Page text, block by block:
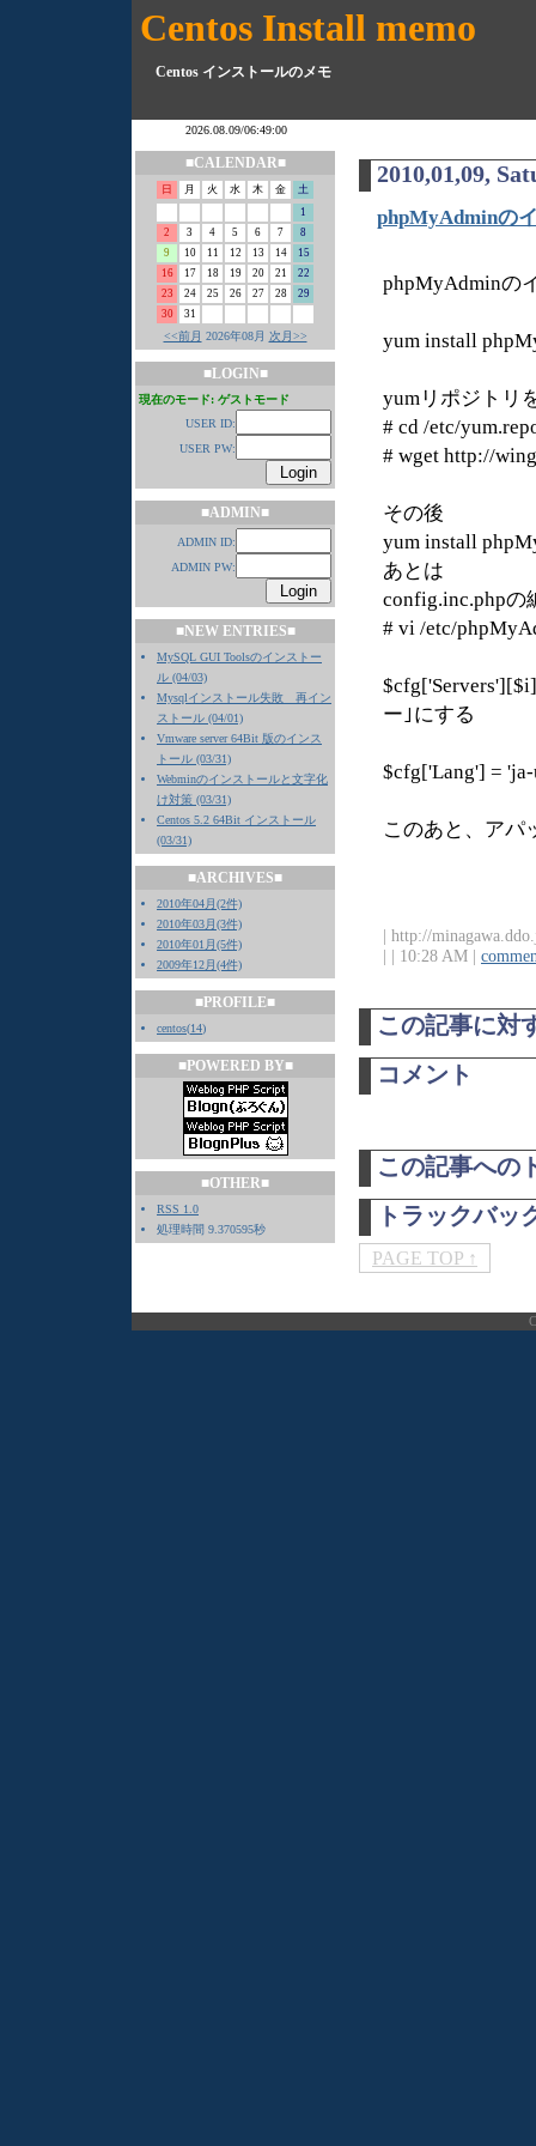
Centos Install memo
Centos インストールのメモ
■CALENDAR■
日 月 火 水 木 金
土
1
2
3 4 5 6 7
8
9
10 11 12 13 14
15
16
17 18 19 20 21
22
23
24 25 26 27 28
29
30
31
<<前月 2026年08月 次月>>
■LOGIN■
現在のモード: ゲストモード
USER ID:
USER PW:
■ADMIN■
ADMIN ID:
ADMIN PW:
■NEW ENTRIES■
MySQL GUI Toolsのインストー
ル (04/03)
Mysqlインストール失敗 再イン
ストール (04/01)
Vmware server 64Bit 版のインス
トール (03/31)
Webminのインストールと文字化
け対策 (03/31)
Centos 5.2 64Bit インストール
(03/31)
■ARCHIVES■
2010年04月(2件)
2010年03月(3件)
2010年01月(5件)
2009年12月(4件)
■PROFILE■
centos(14)
■POWERED BY■
■OTHER■
RSS 1.0
処理時間 9.370595秒
2010,01,09,
phpMyAdminの
phpMyAdminの
yum install
yumリポジトリ
# cd /etc/
# wget http://
その後
yum install
あとは
config.inc.phpの
# vi /etc/
ー｣にする
$cfg['Lang'] =
このあと、アパ
| http://
| | 10:28 AM |
この記事に対
コメント
この記事への
トラックバッ
PAGE TOP ↑